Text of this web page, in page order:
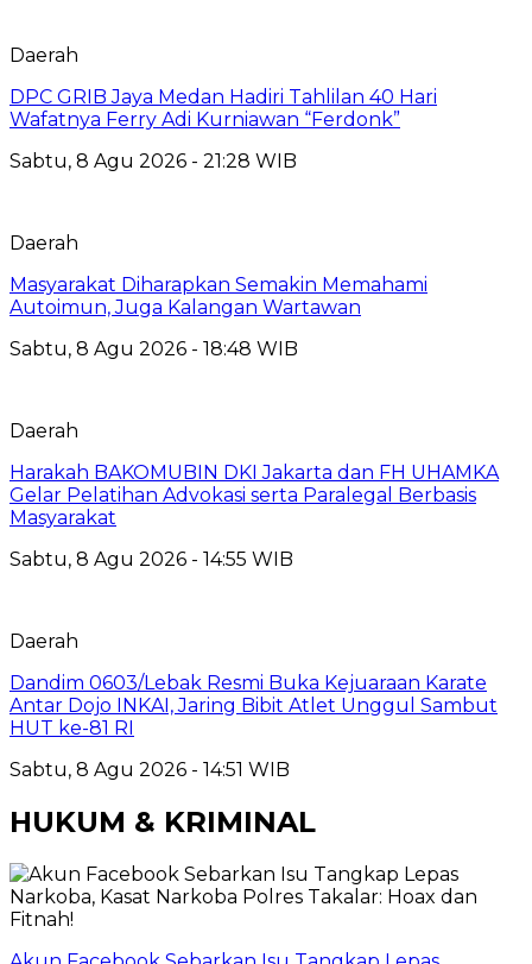
Daerah
DPC GRIB Jaya Medan Hadiri Tahlilan 40 Hari
Wafatnya Ferry Adi Kurniawan “Ferdonk”
Sabtu, 8 Agu 2026 - 21:28 WIB
Daerah
Masyarakat Diharapkan Semakin Memahami
Autoimun, Juga Kalangan Wartawan
Sabtu, 8 Agu 2026 - 18:48 WIB
Daerah
Harakah BAKOMUBIN DKI Jakarta dan FH UHAMKA
Gelar Pelatihan Advokasi serta Paralegal Berbasis
Masyarakat
Sabtu, 8 Agu 2026 - 14:55 WIB
Daerah
Dandim 0603/Lebak Resmi Buka Kejuaraan Karate
Antar Dojo INKAI, Jaring Bibit Atlet Unggul Sambut
HUT ke-81 RI
Sabtu, 8 Agu 2026 - 14:51 WIB
HUKUM & KRIMINAL